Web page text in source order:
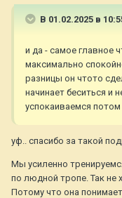
В 01.02.2025 в
и да - самое главное
максимально
разницы он чтото
начинает беситься и
успокаиваемся потом
уф.. спасибо за такой
Мы усиленно
по людной тропе. Так не
Потому что она